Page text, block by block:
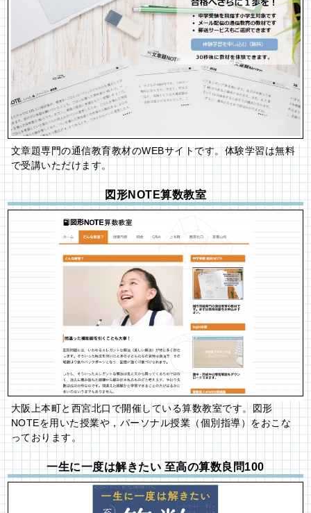
文章題専門の通信教育教材のWEBサイトです。体験学習は無料
で受講いただけます。
図形NOTE算数教室
大阪上本町と西宮北口で開催している算数教室です。図形
NOTEを用いた授業や，パーソナル授業（個別指導）をおこな
っております。
一生に一度は解きたい 至高の算数良問100